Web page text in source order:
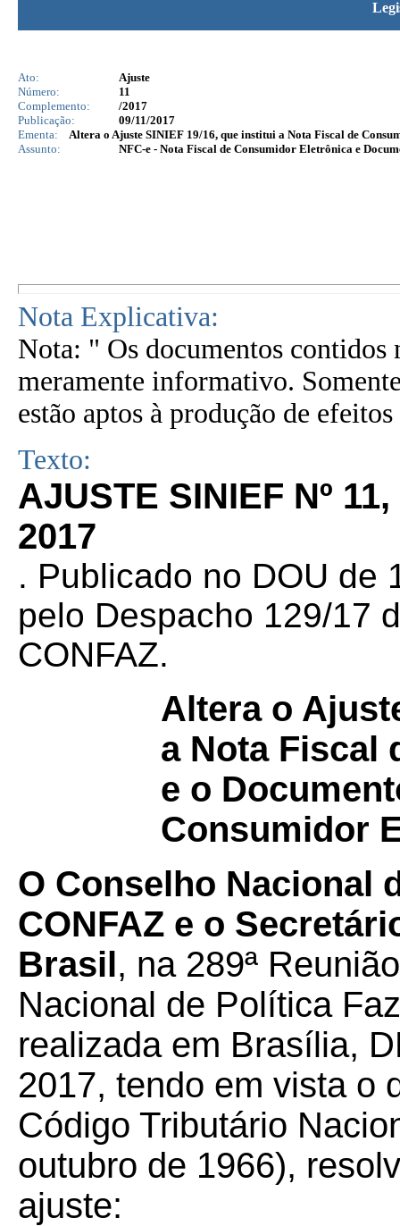
Ato:
Ajuste
Número:
11
Complemento:
/2017
Publicação:
09/11/2017
Ementa:
Altera o Ajuste SINIEF 19/16, que institui a Nota Fiscal de
Assunto:
NFC-e - Nota Fiscal de Consumidor Eletrônica e
Nota Explicativa:
Nota: " Os documentos contidos
meramente informativo.
estão aptos à produção de
Texto:
AJUSTE SINIEF Nº
2017
. Publicado no DOU de
pelo Despacho 129/17
CONFAZ.
Altera o
a Nota Fiscal
e o
Consumidor
O Conselho Nacional
CONFAZ e o
Brasil, na 289ª
Nacional de Política
realizada em Brasília,
2017, tendo em vista o
Código Tributário
outubro de 1966),
ajuste: